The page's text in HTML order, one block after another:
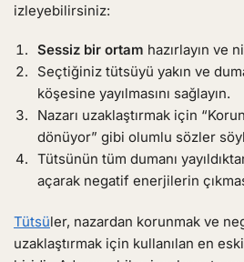
izleyebilirsiniz:
Sessiz bir ortam hazırlayın ve
Seçtiğiniz tütsüyü yakın ve
köşesine yayılmasını sağlayın.
Nazarı uzaklaştırmak için
dönüyor” gibi olumlu sözler
Tütsünün tüm dumanı
açarak negatif enerjilerin
Tütsüler, nazardan korunmak ve
uzaklaştırmak için kullanılan en